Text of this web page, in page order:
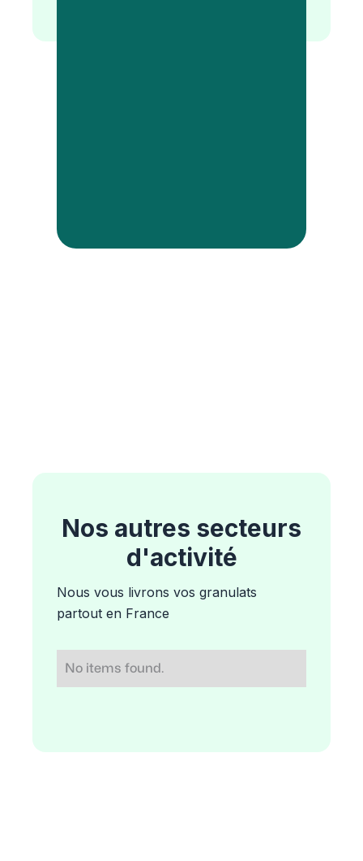
Nos autres secteurs
d'activité
Nous vous livrons vos granulats
partout en France
No items found.